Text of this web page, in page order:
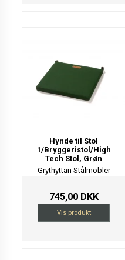
Hynde til Stol
1/Bryggeristol/High
Tech Stol, Grøn
Grythyttan Stålmöbler
745,00 DKK
Vis produkt